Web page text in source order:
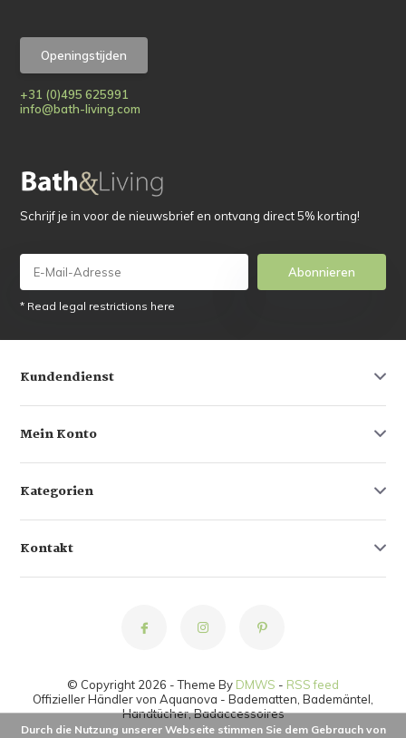
Openingstijden
+31 (0)495 625991
info@bath-living.com
Schrijf je in voor de nieuwsbrief en ontvang direct 5% korting!
Abonnieren
* Read legal restrictions here
Kundendienst
Mein Konto
Kategorien
Kontakt
© Copyright 2026 - Theme By DMWS - RSS feed
Offizieller Händler von Aquanova - Badematten, Bademäntel,
Handtücher, Badaccessoires
Durch die Nutzung unserer Webseite stimmen Sie dem Gebrauch von